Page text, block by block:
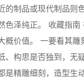
的制品或现代制品
色泽纯正。 收藏指
概价值。 一要看其
、构思是否独到，
是精雕细刻，造型